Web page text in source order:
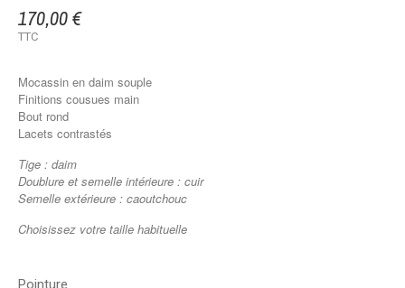
170,00 €
TTC
Mocassin en daim souple
Finitions cousues main
Bout rond
Lacets contrastés
Tige : daim
Doublure et semelle intérieure : cuir
Semelle extérieure : caoutchouc
Choisissez votre taille habituelle
Pointure